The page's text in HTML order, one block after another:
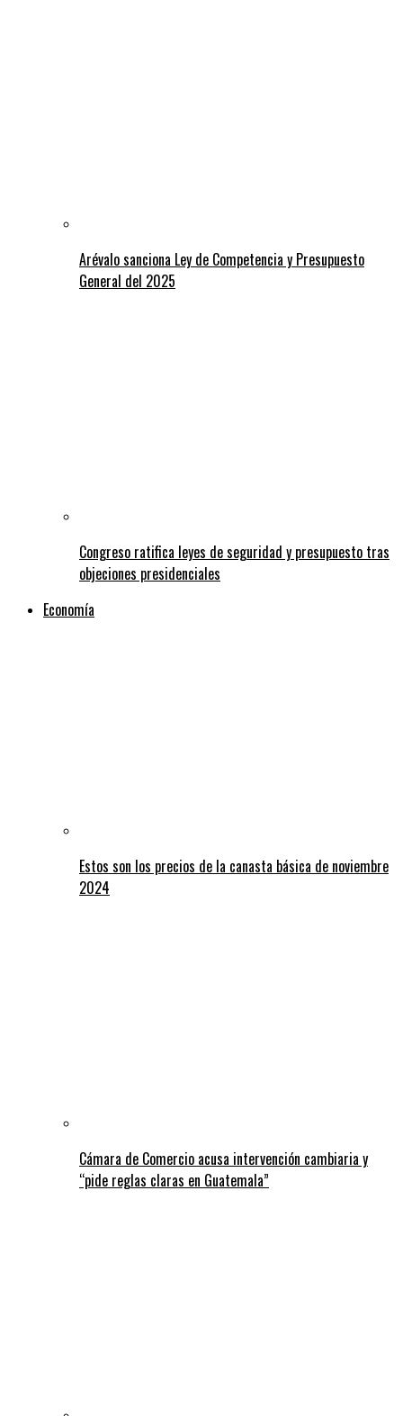
Arévalo sanciona Ley de Competencia y Presupuesto
General del 2025
Congreso ratifica leyes de seguridad y presupuesto tras
objeciones presidenciales
Economía
Estos son los precios de la canasta básica de noviembre
2024
Cámara de Comercio acusa intervención cambiaria y
“pide reglas claras en Guatemala”